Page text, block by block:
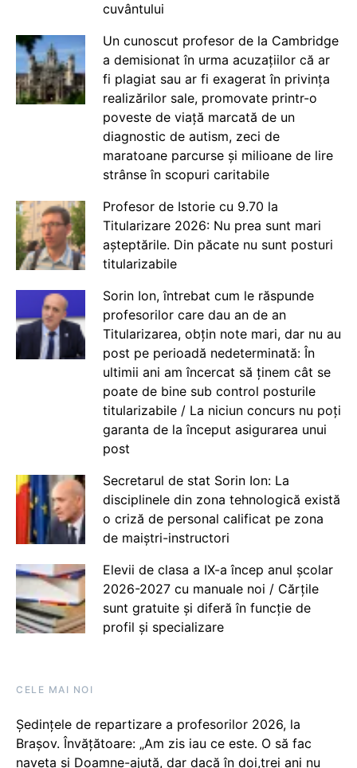
cuvântului
Un cunoscut profesor de la Cambridge
a demisionat în urma acuzațiilor că ar
fi plagiat sau ar fi exagerat în privința
realizărilor sale, promovate printr-o
poveste de viață marcată de un
diagnostic de autism, zeci de
maratoane parcurse și milioane de lire
strânse în scopuri caritabile
Profesor de Istorie cu 9.70 la
Titularizare 2026: Nu prea sunt mari
așteptările. Din păcate nu sunt posturi
titularizabile
Sorin Ion, întrebat cum le răspunde
profesorilor care dau an de an
Titularizarea, obțin note mari, dar nu au
post pe perioadă nedeterminată: În
ultimii ani am încercat să ținem cât se
poate de bine sub control posturile
titularizabile / La niciun concurs nu poți
garanta de la început asigurarea unui
post
Secretarul de stat Sorin Ion: La
disciplinele din zona tehnologică există
o criză de personal calificat pe zona
de maiștri-instructori
Elevii de clasa a IX-a încep anul școlar
2026-2027 cu manuale noi / Cărțile
sunt gratuite și diferă în funcție de
profil și specializare
CELE MAI NOI
Ședințele de repartizare a profesorilor 2026, la
Brașov. Învățătoare: „Am zis iau ce este. O să fac
naveta și Doamne-ajută, dar dacă în doi,trei ani nu